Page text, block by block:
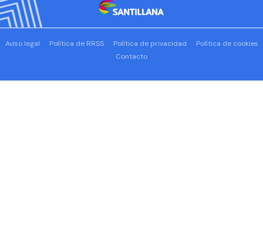
Aviso legal Política de RRSS Política de privacidad
Política de cookies
Contacto